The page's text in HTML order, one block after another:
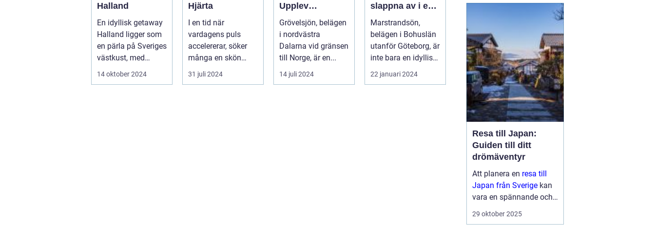
Halland
En idyllisk getaway
Halland ligger som
en pärla på Sveriges
västkust, med
fantastis...
14 oktober 2024
Hjärta
I en tid när
vardagens puls
accelererar, söker
många en skön
tillflyktsort d&au...
31 juli 2024
Upplev
spektakulär
natur och
vildmarksupplev
elser på nära
Grövelsjön, belägen
i nordvästra
Dalarna vid gränsen
till Norge, är en...
14 juli 2024
slappna av i en
oas vid havet
Marstrandsön,
belägen i Bohuslän
utanför Göteborg, är
inte bara en idyllisk
plats rik på historia
oc...
22 januari 2024
Dessa resor erbjuder mer
semesterupplevelser,
genom att fokusera på
specifika in...
Resa till Japan:
Guiden till ditt
drömäventyr
Att planera en resa till
Japan från Sverige kan
vara en spännande och
överväldigande
29 oktober 2025